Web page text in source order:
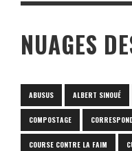
NUAGES
ABUSUS ALBERT SINOUÉ
COMPOSTAGE
COURSE CONTRE LA FAIM